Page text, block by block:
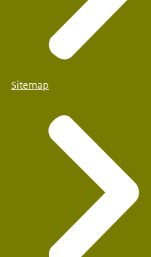
Sitemap